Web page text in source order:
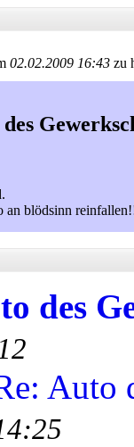
02.02.2009 16:43 zu
an blödsinn
des
Auto